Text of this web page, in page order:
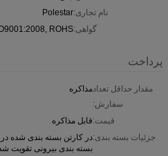
نام تجاری:Polestar
گواهی:ROHS
پرداخت
مقدار حداقل تعداد
سفارش:
مذاکره
قیمت:قابل مذاکره
جزئیات بسته بندی:در کارتن بسته بندی شده
بسته بندی بیرونی تقویت